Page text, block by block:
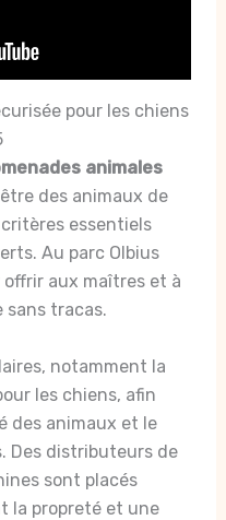
pour les chiens
animales
des animaux de
essentiels
Au parc Olbius
aux maîtres et à
sans tracas.
notamment la
les chiens, afin
des animaux et le
Des distributeurs de
sont placés
la propreté et une